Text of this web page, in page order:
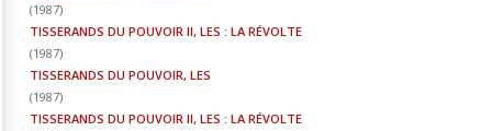
(1987)
TISSERANDS DU POUVOIR II, LES : LA RÉVOLTE
(1987)
TISSERANDS DU POUVOIR, LES
(1987)
TISSERANDS DU POUVOIR II, LES : LA RÉVOLTE